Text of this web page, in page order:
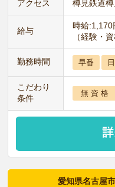
アクセス 樽見鉄道
給与
時給:1,170
（経験・
勤務時間 早番
こだわり
条件
無 資 格
愛知県名古屋